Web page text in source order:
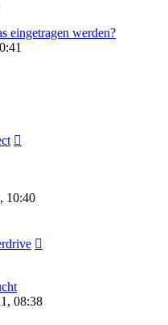
eingetragen werden?
10:40
08:38